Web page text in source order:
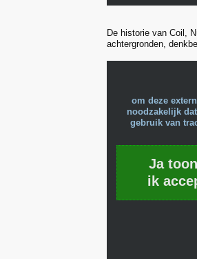
De historie van Coil,
achtergronden,
om deze
noodzakelijk
gebruik van
Ja
ik